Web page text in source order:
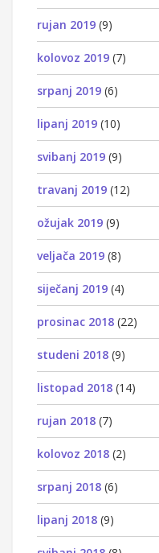
rujan 2019 (9)
kolovoz 2019 (7)
srpanj 2019 (6)
lipanj 2019 (10)
svibanj 2019 (9)
travanj 2019 (12)
ožujak 2019 (9)
veljača 2019 (8)
siječanj 2019 (4)
prosinac 2018 (22)
studeni 2018 (9)
listopad 2018 (14)
rujan 2018 (7)
kolovoz 2018 (2)
srpanj 2018 (6)
lipanj 2018 (9)